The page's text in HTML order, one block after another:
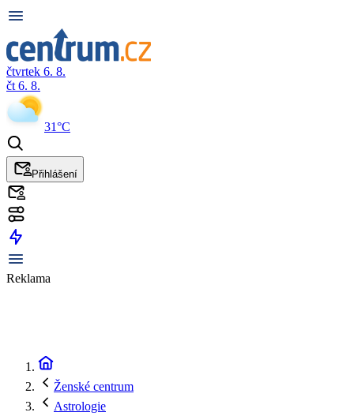
čtvrtek 6. 8.
čt 6. 8.
31°C
Přihlášení
Reklama
Ženské centrum
Astrologie